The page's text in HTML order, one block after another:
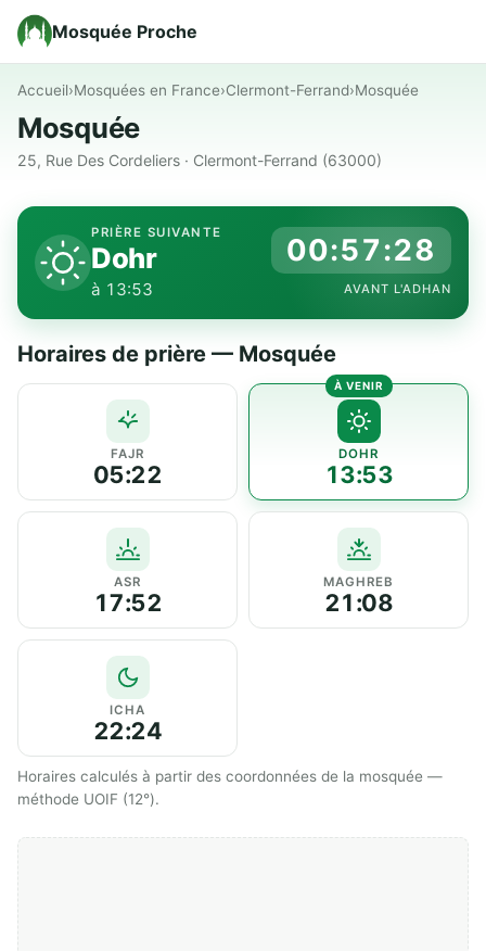
Mosquée Proche
Accueil›Mosquées en France›Clermont-Ferrand›Mosquée
Mosquée
25, Rue Des Cordeliers · Clermont-Ferrand (63000)
PRIÈRE SUIVANTE
Dohr
à 13:53
00:57:28
AVANT L'ADHAN
Horaires de prière — Mosquée
FAJR
05:22
DOHR
13:53
ASR
17:52
MAGHREB
21:08
ICHA
22:24
Horaires calculés à partir des coordonnées de la mosquée —
méthode UOIF (12°).